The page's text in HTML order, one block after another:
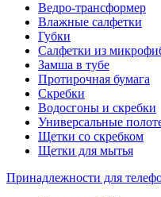
Ведро-трансформер
Влажные салфетки
Губки
Салфетки из
Замша в тубе
Протирочная бумага
Скребки
Водосгоны и скребки
Универсальные
Щетки со скребком
Щетки для мытья
Принадлежности для